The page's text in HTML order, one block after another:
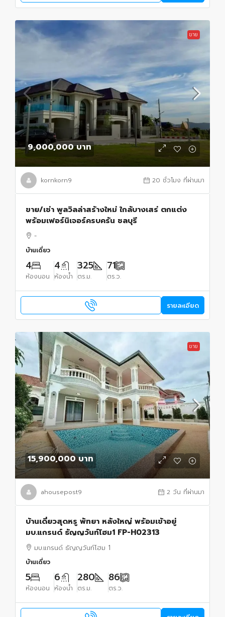
ขาย
9,000,000 บาท
kornkorn9 20 ชั่วโมง ที่ผ่านมา
ขาย/เช่า พูลวิลล่าสร้างใหม่ ใกล้บางเสร่ ตกแต่ง
พร้อมเฟอร์นิเจอร์ครบครัน ชลบุรี
-
บ้านเดี่ยว
4
ห้องนอน
4
ห้องน้ำ
325
ตร.ม.
71
ตร.ว.
รายละเอียด
ขาย
15,900,000 บาท
ahousepost9 2 วัน ที่ผ่านมา
บ้านเดี่ยวสุดหรู พัทยา หลังใหญ่ พร้อมเข้าอยู่
มบ.แกรนด์ ธัญญวันท์โฮม1 FP-H02313
มบ.แกรนด์ ธัญญวันท์โฮม 1
บ้านเดี่ยว
5
ห้องนอน
6
ห้องน้ำ
280
ตร.ม.
86
ตร.ว.